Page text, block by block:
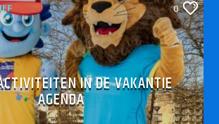
0
IN DE VAKANTIE
AGENDA